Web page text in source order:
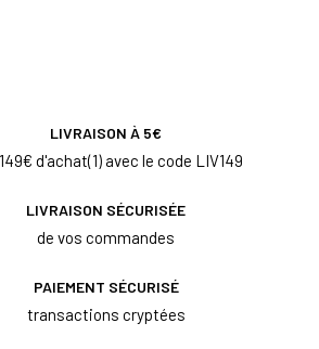
LIVRAISON À 5€
d'achat(1) avec le code LIV149
LIVRAISON SÉCURISÉE
de vos commandes
PAIEMENT SÉCURISÉ
transactions cryptées